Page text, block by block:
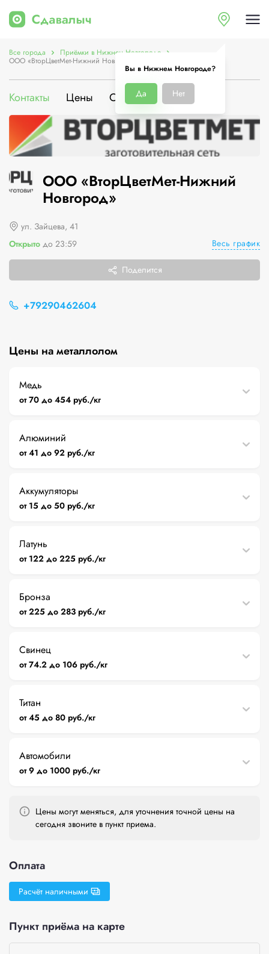
Вы в Нижнем Новгороде?
Да Нет
Все города Приёмки в Нижнем Новгороде
ООО «ВторЦветМет-Нижний Новгород»
Контакты Цены О компании
ООО «ВторЦветМет-Нижний
Новгород»
ул. Зайцева, 41
Открыто до 23:59 Весь график
Поделится
+79290462604
Цены на металлолом
Медь
от 70 до 454 руб./кг
Алюминий
от 41 до 92 руб./кг
Аккумуляторы
от 15 до 50 руб./кг
Латунь
от 122 до 225 руб./кг
Бронза
от 225 до 283 руб./кг
Свинец
от 74.2 до 106 руб./кг
Титан
от 45 до 80 руб./кг
Автомобили
от 9 до 1000 руб./кг
Цены могут меняться, для уточнения точной цены на
сегодня звоните в пункт приема.
Оплата
Расчёт наличными
Пункт приёма на карте